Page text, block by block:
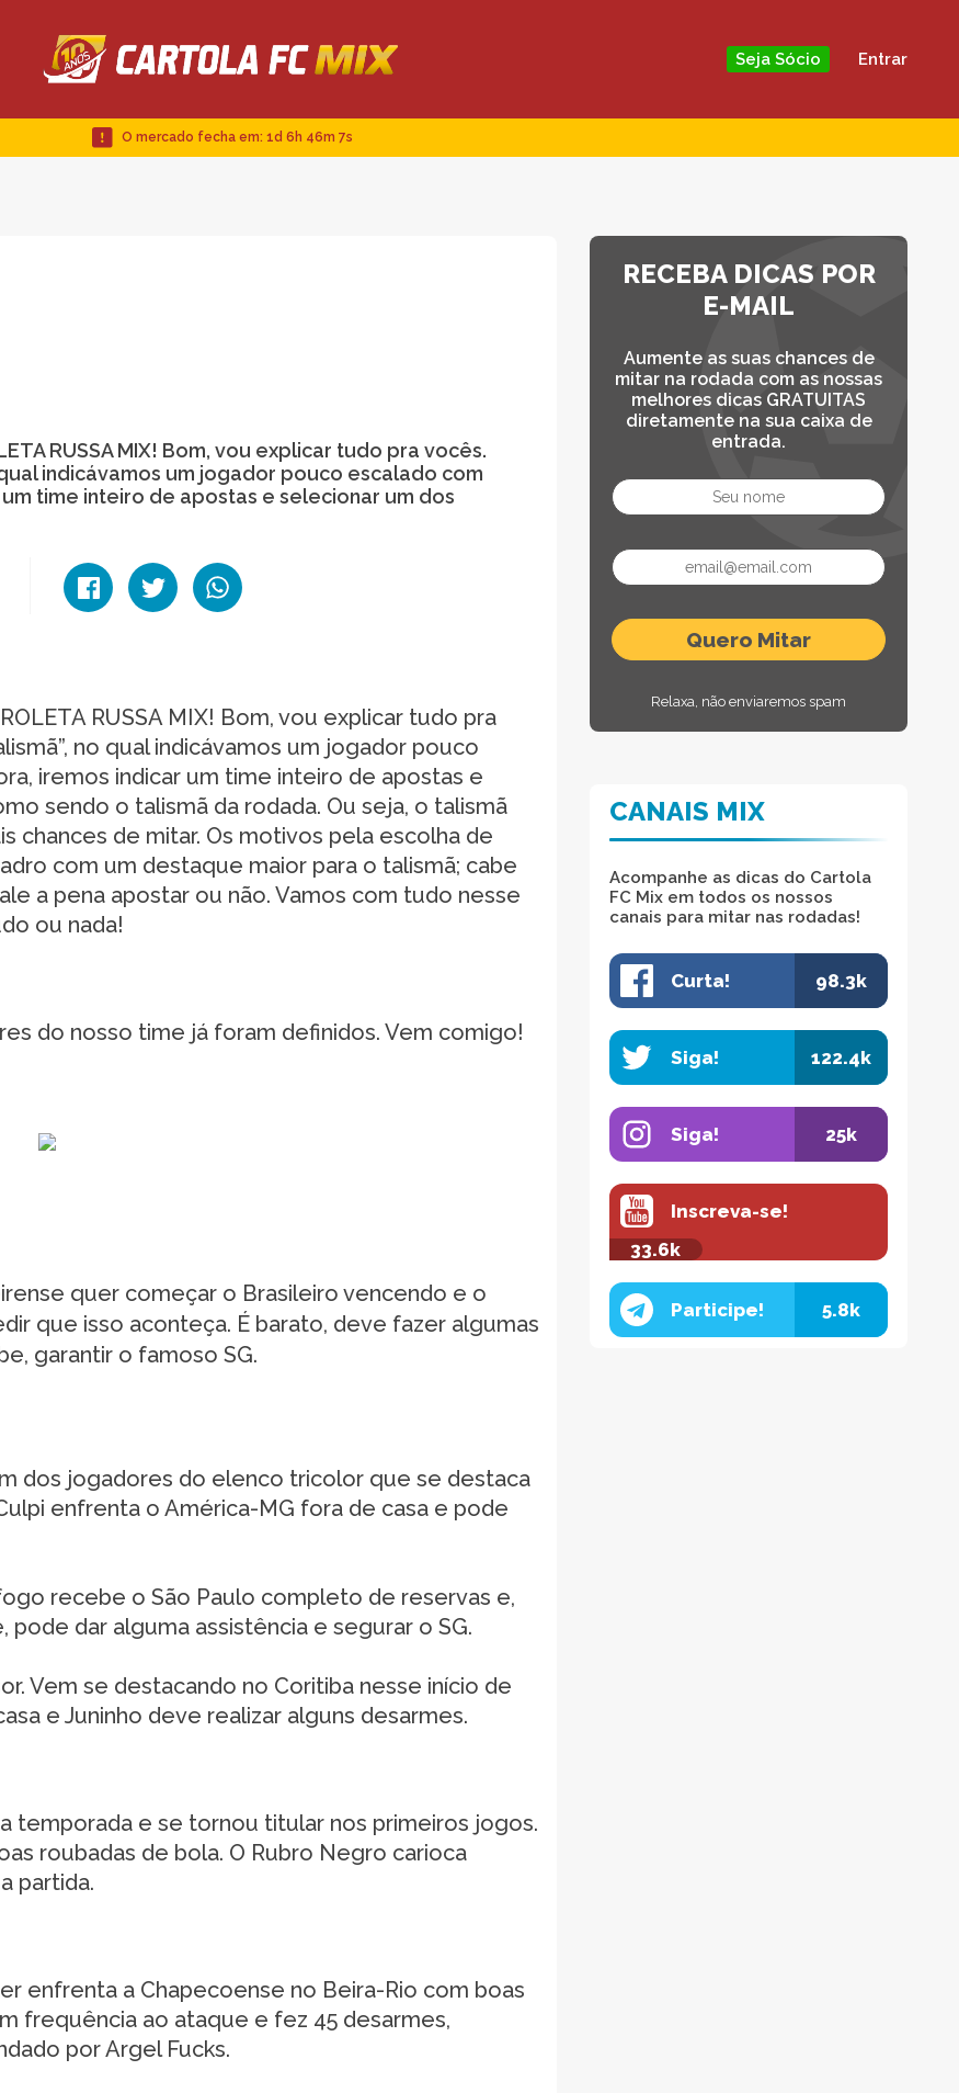
Seja Sócio Entrar
O mercado fecha em: 1d 6h 46m 6s
RUSSA MIX! Bom, vou explicar tudo pra vocês.
indicávamos um jogador pouco escalado com
time inteiro de apostas e selecionar um dos
RUSSA MIX! Bom, vou explicar tudo pra
no qual indicávamos um jogador pouco
iremos indicar um time inteiro de apostas e
sendo o talismã da rodada. Ou seja, o talismã
chances de mitar. Os motivos pela escolha de
com um destaque maior para o talismã; cabe
a pena apostar ou não. Vamos com tudo nesse
ou nada!
do nosso time já foram definidos. Vem comigo!
quer começar o Brasileiro vencendo e o
que isso aconteça. É barato, deve fazer algumas
garantir o famoso SG.
dos jogadores do elenco tricolor que se destaca
enfrenta o América-MG fora de casa e pode
recebe o São Paulo completo de reservas e,
dar alguma assistência e segurar o SG.
Vem se destacando no Coritiba nesse início de
e Juninho deve realizar alguns desarmes.
temporada e se tornou titular nos primeiros jogos.
roubadas de bola. O Rubro Negro carioca
partida.
enfrenta a Chapecoense no Beira-Rio com boas
frequência ao ataque e fez 45 desarmes,
por Argel Fucks.
RECEBA DICAS POR
E-MAIL
Aumente as suas chances de
mitar na rodada com as nossas
melhores dicas GRATUITAS
diretamente na sua caixa de
entrada.
Relaxa, não enviaremos spam
CANAIS MIX
Acompanhe as dicas do Cartola
FC Mix em todos os nossos
canais para mitar nas rodadas!
Curta! 98.3k
Siga! 122.4k
Siga! 25k
Inscreva-se!
33.6k
Participe! 5.8k